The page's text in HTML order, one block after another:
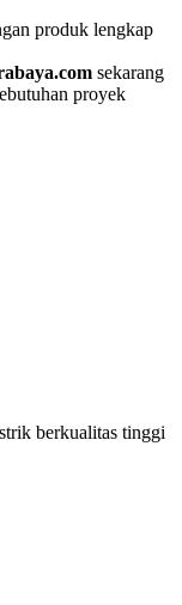
produk lengkap
sekarang
proyek
berkualitas tinggi